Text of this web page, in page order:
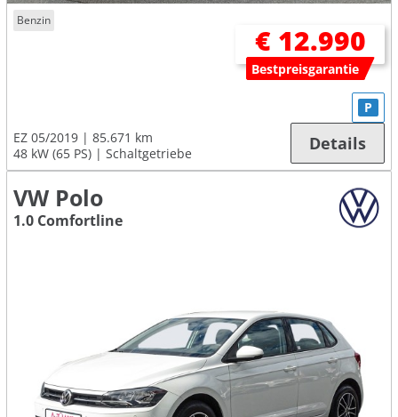
Benzin
€ 12.990
Bestpreisgarantie
EZ 05/2019
85.671 km
48 kW (65 PS)
Schaltgetriebe
P
Details
VW Polo
1.0 Comfortline